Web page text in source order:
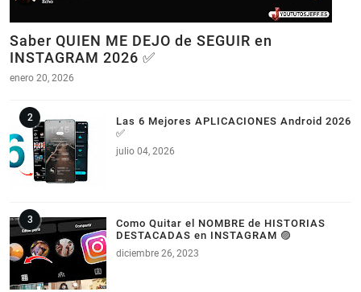
Saber QUIEN ME DEJO de SEGUIR en
INSTAGRAM 2026 ✅
enero 20, 2026
Las 6 Mejores APLICACIONES Android 2026
✅
julio 04, 2026
Como Quitar el NOMBRE de HISTORIAS
DESTACADAS en INSTAGRAM 🟣
diciembre 26, 2023